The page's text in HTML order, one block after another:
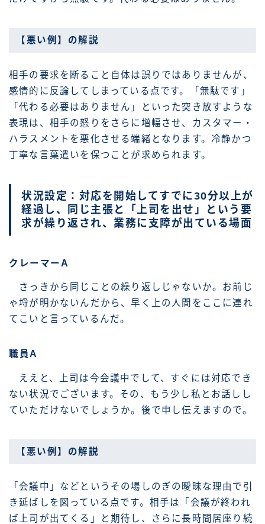
【悪い例】の解説
相手の要求を断ること自体は誤りではありませんが、
感情的に反論してしまっている点です。「無駄です」
「代わる必要はありません」といった突き放すような
表現は、相手の怒りをさらに増幅させ、カスタマー・
ハラスメントを悪化させる端緒となります。冷静かつ
丁寧な言葉遣いを保つことが求められます。
状況設定：対応を開始してすでに30分以上が
経過し、同じ主張と「上司を出せ」という要
求が繰り返され、業務に支障が出ている場面
クレーマーA
さっきから同じことの繰り返しじゃないか。お前じ
ゃ埒が明かないんだから、早く上の人間をここに連れ
てこいと言っているんだ。
職員A
ええと、上司は今会議中でして、すぐには対応でき
ない状況でございます。その、もう少し私とお話しし
ていただけないでしょうか。後で申し伝えますので。
【悪い例】の解説
「会議中」などというその場しのぎの曖昧な理由で引
き延ばしを図っている点です。相手は「会議が終われ
ば上司が出てくる」と期待し、さらに長時間居座り続